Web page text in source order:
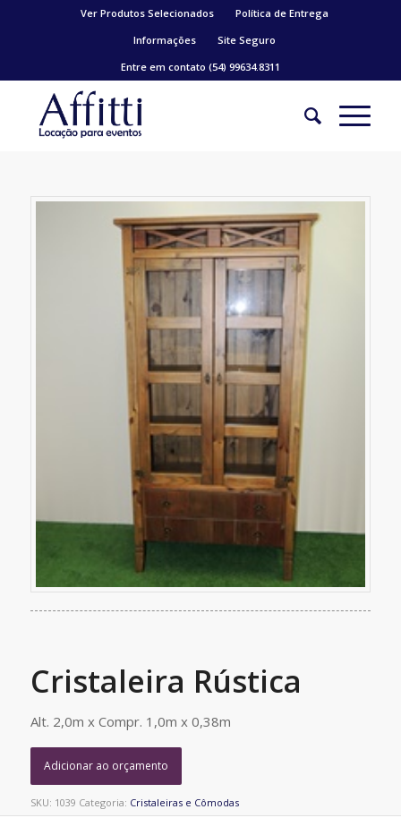
Ver Produtos Selecionados
Política de Entrega
Informações
Site Seguro
Entre em contato (54) 99634.8311
Cristaleira Rústica
Alt. 2,0m x Compr. 1,0m x 0,38m
Adicionar ao orçamento
SKU: 1039 Categoria: Cristaleiras e Cômodas